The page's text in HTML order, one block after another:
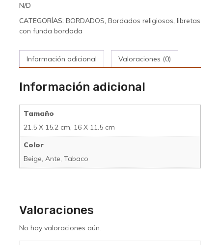
cantidad
N/D
CATEGORÍAS: BORDADOS, Bordados religiosos, libretas
con funda bordada
Información adicional Valoraciones (0)
Información adicional
Tamaño
21.5 X 15.2 cm, 16 X 11.5 cm
Color
Beige, Ante, Tabaco
Valoraciones
No hay valoraciones aún.